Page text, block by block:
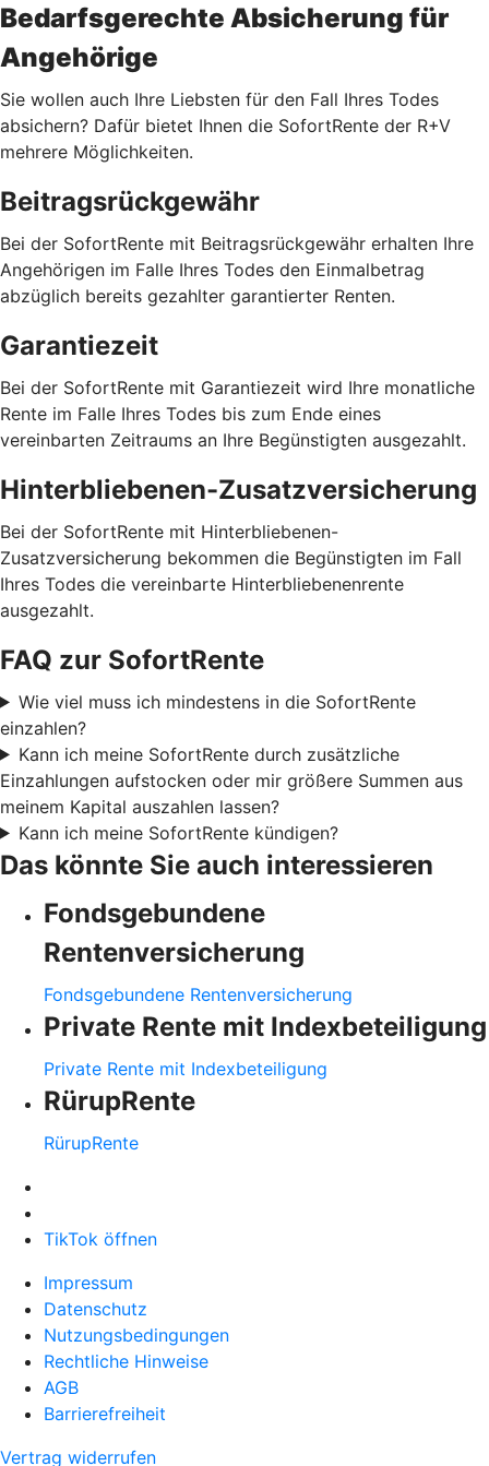
Bedarfsgerechte Absicherung für
Angehörige
Sie wollen auch Ihre Liebsten für den Fall Ihres Todes
absichern? Dafür bietet Ihnen die SofortRente der R+V
mehrere Möglichkeiten.
Beitragsrückgewähr
Bei der SofortRente mit Beitragsrückgewähr erhalten Ihre
Angehörigen im Falle Ihres Todes den Einmalbetrag
abzüglich bereits gezahlter garantierter Renten.
Garantiezeit
Bei der SofortRente mit Garantiezeit wird Ihre monatliche
Rente im Falle Ihres Todes bis zum Ende eines
vereinbarten Zeitraums an Ihre Begünstigten ausgezahlt.
Hinterbliebenen-Zusatzversicherung
Bei der SofortRente mit Hinterbliebenen-
Zusatzversicherung bekommen die Begünstigten im Fall
Ihres Todes die vereinbarte Hinterbliebenenrente
ausgezahlt.
FAQ zur SofortRente
Wie viel muss ich mindestens in die SofortRente
einzahlen?
Kann ich meine SofortRente durch zusätzliche
Einzahlungen aufstocken oder mir größere Summen aus
meinem Kapital auszahlen lassen?
Kann ich meine SofortRente kündigen?
Das könnte Sie auch interessieren
Fondsgebundene
Rentenversicherung
Fondsgebundene Rentenversicherung
Private Rente mit Indexbeteiligung
Private Rente mit Indexbeteiligung
RürupRente
RürupRente
TikTok öffnen
Impressum
Datenschutz
Nutzungsbedingungen
Rechtliche Hinweise
AGB
Barrierefreiheit
Vertrag widerrufen